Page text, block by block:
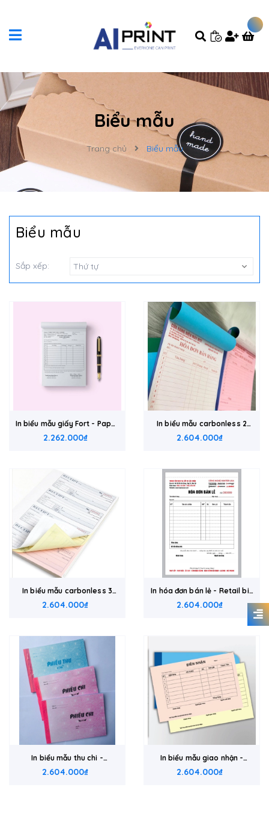
Biểu mẫu
Trang chủ Biểu mẫu
Biểu mẫu
Sắp xếp: Thứ tự
In biểu mẫu giấy Fort - Paper
form
2.262.000₫
In biểu mẫu carbonless 2
liên - 2 part carbonless
2.604.000₫
In biểu mẫu carbonless 3
liên - 3 part carbonless
2.604.000₫
In hóa đơn bán lẻ - Retail bill
book
2.604.000₫
In biểu mẫu thu chi -
Payment form book
2.604.000₫
In biểu mẫu giao nhận -
Delivery form book
2.604.000₫